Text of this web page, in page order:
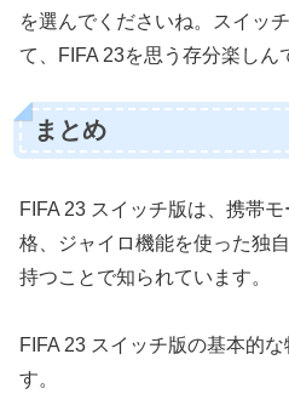
を選んでくださいね。スイッ
て、FIFA 23を思う存分楽しん
まとめ
FIFA 23 スイッチ版は、携帯
格、ジャイロ機能を使った独
持つことで知られています。
FIFA 23 スイッチ版の基本的
す。